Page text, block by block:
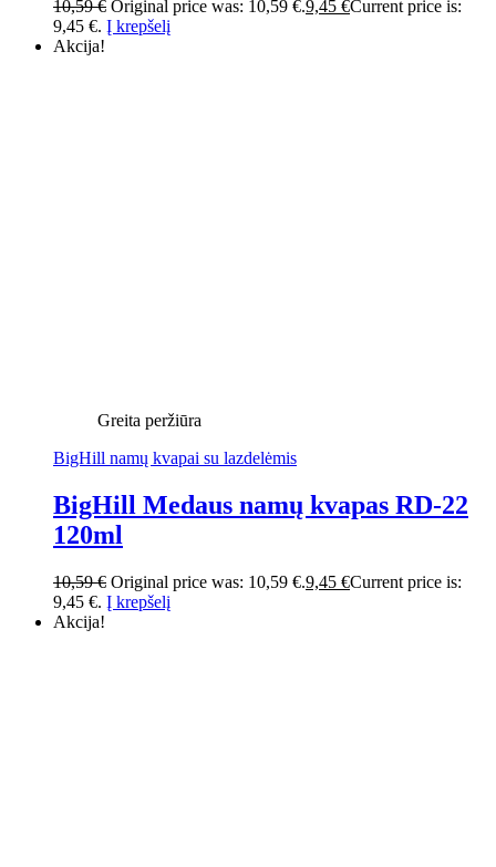
10,59€ Original price was: 10,59 €.9,45 €Current price is:
9,45 €. Į krepšelį
Akcija!
Greita peržiūra
BigHill namų kvapai su lazdelėmis
BigHill Medaus namų kvapas RD-22
120ml
10,59€ Original price was: 10,59 €.9,45 €Current price is:
9,45 €. Į krepšelį
Akcija!